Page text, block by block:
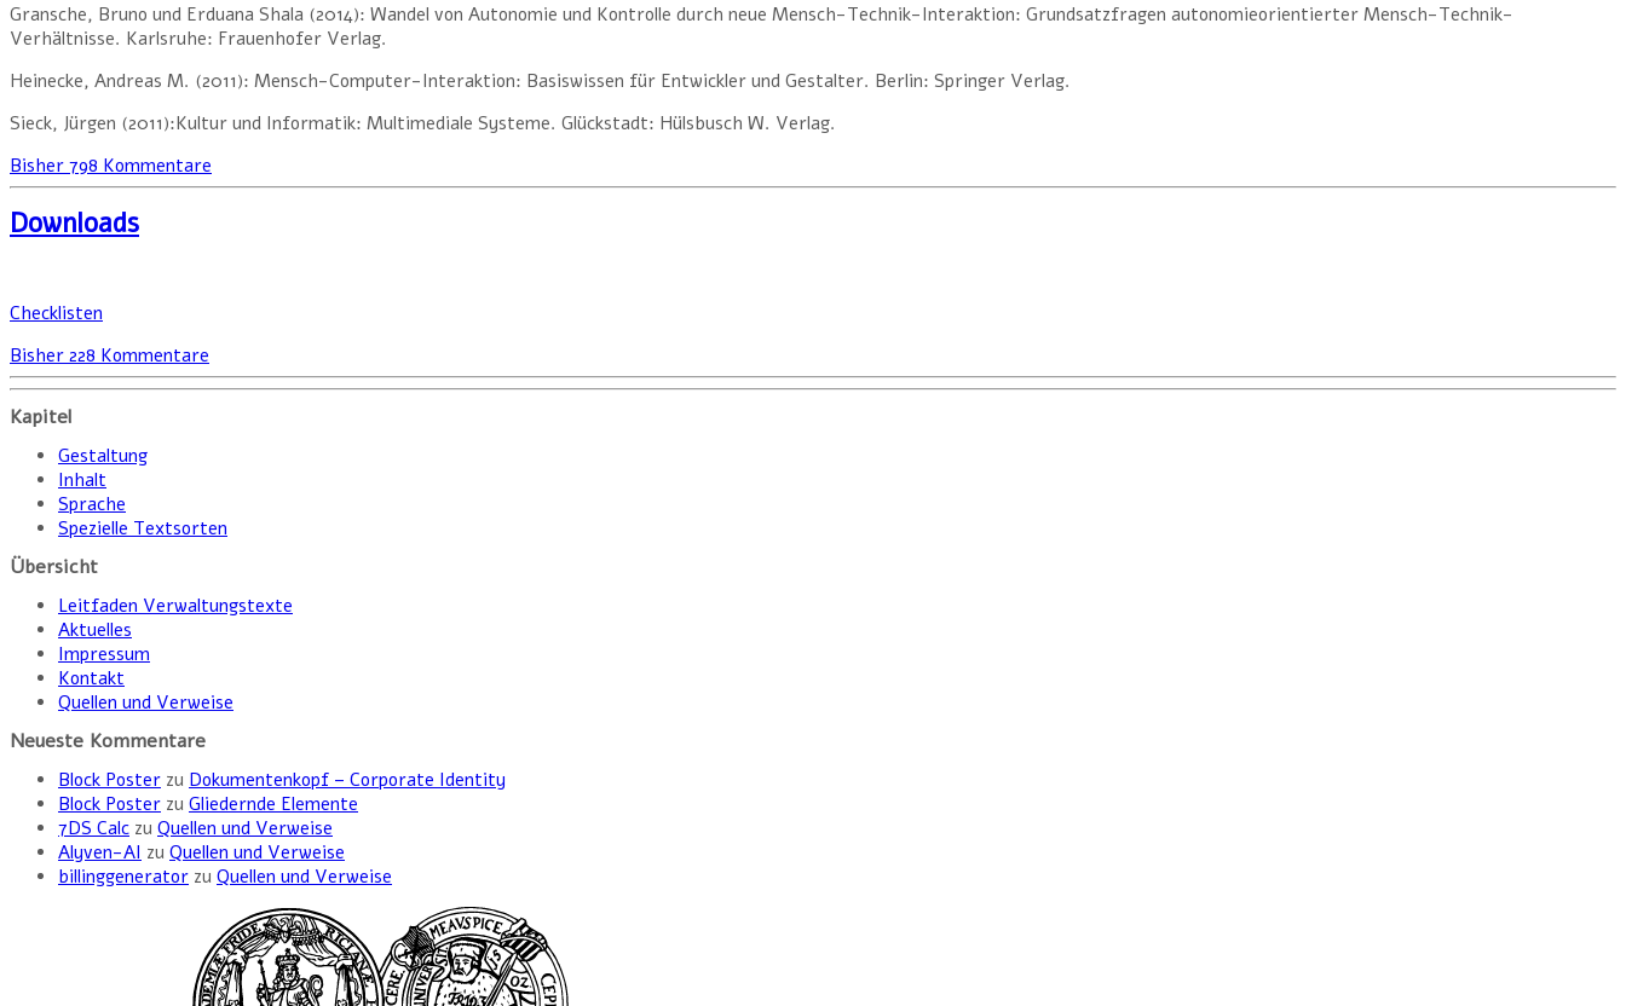
Gransche, Bruno und Erduana Shala (2014): Wandel von Autonomie und Kontrolle durch neue Mensch-Technik-Interaktion: Grundsatzfragen autonomieorientierter Mensch-Technik-
Verhältnisse. Karlsruhe: Frauenhofer Verlag.
Heinecke, Andreas M. (2011): Mensch-Computer-Interaktion: Basiswissen für Entwickler und Gestalter. Berlin: Springer Verlag.
Sieck, Jürgen (2011):Kultur und Informatik: Multimediale Systeme. Glückstadt: Hülsbusch W. Verlag.
Bisher 798 Kommentare
Downloads
Checklisten
Bisher 228 Kommentare
Kapitel
Gestaltung
Inhalt
Sprache
Spezielle Textsorten
Übersicht
Leitfaden Verwaltungstexte
Aktuelles
Impressum
Kontakt
Quellen und Verweise
Neueste Kommentare
Block Poster zu Dokumentenkopf – Corporate Identity
Block Poster zu Gliedernde Elemente
7DS Calc zu Quellen und Verweise
Alyven-AI zu Quellen und Verweise
billinggenerator zu Quellen und Verweise